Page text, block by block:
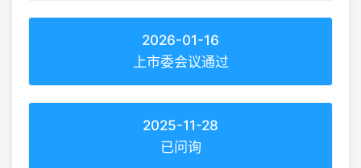
2026-01-16
上市委会议通过
2025-11-28
已问询